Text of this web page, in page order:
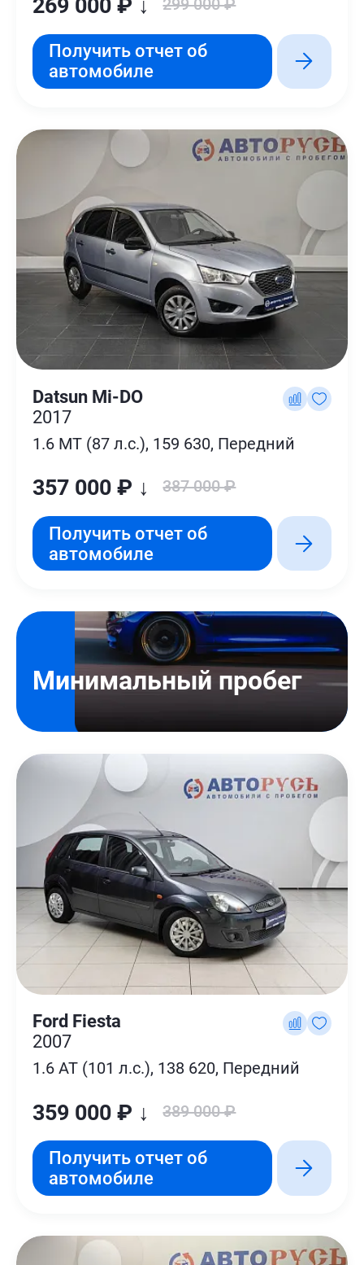
269 000 ₽ ↓ 299 000 ₽
Получить отчет об
автомобиле
Datsun Mi-DO
2017
1.6 MT (87 л.с.), 159 630, Передний
357 000 ₽ ↓ 387 000 ₽
Получить отчет об
автомобиле
Минимальный пробег
Ford Fiesta
2007
1.6 AT (101 л.с.), 138 620, Передний
359 000 ₽ ↓ 389 000 ₽
Получить отчет об
автомобиле